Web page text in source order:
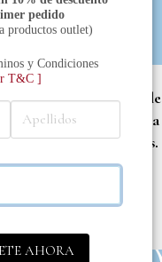
la mejor perfumería
de Privacidad
y de terceros (Google
una mejor experiencia
a sus necesidades.
pedido
productos outlet)
y Condiciones
T&C ]
AHORA